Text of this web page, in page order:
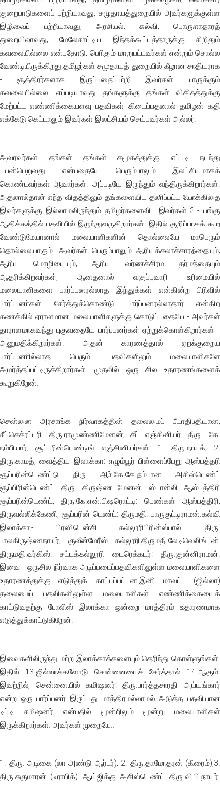
குறைபாடுகளைப் பற்றியாவது, சமுதாயத்துறையில் அவர்களுக்குள்ள
இழிவைப் பற்றியாவது, அரசியல், கல்வி, பொருளாதாரத்
துறையிலாவது, மேலேகாட்டிய இந்தக்கூட்டத்தாருக்கு சிறிதும்
கவலையில்லை என்பதோடு, பெரிதும் மாறுபட்டவர்கள் என்றும் சொல்ல
வேண்டியிருக்கிறது.தமிழர்கள் சமுதாயத் துறையில் கீழான சாதியராக
- சூத்திரர்களாக இருப்பதைப்பற்றி இவர்கள் யாருக்கும்
கவலையில்லை. எப்படியாவது தங்களுக்கு தங்கள் விகிதத்துக்கு
மேற்பட்ட எண்ணிக்கையளவு பதவிகள் கிடைப்பதனால் தமிழன் கதி
எக்கேடு கெட்டாலும் இவர்கள் இலட்சியம் செய்பவர்கள் அல்லர்.
அவரவர்கள் தங்கள் தங்கள் சமூகத்துக்கு எப்படி நடந்து
பயன்பெறுவது என்பதையே பெரும்பாலும் இலட்சியமாகக்
கொண்டவர்கள் ஆவார்கள். அப்படியே இருந்தும் வந்திருக்கிறார்கள்.
அதனால்தான் எந்த விதத்திலும் தங்களைவிட தனிப்பட்ட யோக்கிதை
இவர்களுக்கு இல்லாமலிருந்தும் தமிழர்களைவிட இவர்கள் 3 - பங்கு
ஆதிக்கத்தில் பதவியில் இருந்துவருகிறார்கள். இதில் குறிப்பாகக் கூற
வேண்டுமேயானால் மலையாளிகளின் தொல்லையே மாபெரும்
தொல்லையாகும். அவர்கள் பெரும்பாலும் ஆரியக்கலாச்சாரத்தையும்,
ஆரிய மொழியையும், ஆரிய வர்ணச்சிரம தர்மத்தையும்
ஆதரிக்கிறவர்கள், ஆனதனால் வகுப்புவாரி உரிமையில்
மலையாளிகளை பார்ப்பனரல்லாத இந்துக்கள் என்கின்ற பிரிவில்
பார்ப்பனர்கள் சேர்த்துக்கொண்டு பார்ப்பனரல்லாதார் என்கிற
கணக்கில் ஏராளமான மலையாளிகளுக்கு கொடுப்பதையே - அவர்கள்
தாராளமாகவந்து புகுவதையே பார்ப்பனர்கள் ஏற்றுக்கொள்கிறார்கள் -
அனுமதிக்கிறார்கள். அதன் காரணத்தால் ஏறக்குறைய
பார்ப்பனரில்லாத பெரும் பதவிகளிலும் மலையாளிகளே
அமர்த்தப்பட்டிருக்கிறார்கள். முதலில் ஒரு சில உதாரணங்களைக்
கூறுகிறேன்.
சென்னை அரசாங்க நிர்வாகத்தின் தலைமைப் பீடாதிபதியான,
சீப்செக்ரட்டரி: திரு.ராமுண்ணிமேனன், சீப் எஞ்சினியர்: திரு. கே.
நம்பியார், சூப்பரின்டெண்டிங் எஞ்சினியர்கள்: 1. திரு.நாயக், 2.
திரு.காமத், வைத்திய இலாக்கா: எழும்பூர் பிள்ளைப்பேறு ஆஸ்பத்தரி
சூப்பரின்டெண்ட்டு: திரு. ஆர்.கே.கே.தம்பான: அசிஸ்டெண்ட்
சூப்பிரின்டெண்ட்: திரு. கிருஷ்ண மேனன்: ஸ்டான்லி ஆஸ்பத்திரி
சூப்பரின்டெண்ட், திரு.கே.என்.பிஷரொட்டி: பெண்கள் ஆஸ்பத்திரி,
திருவல்லிக்கேணி, சூப்பரின் டெண்ட்: திருமதி. பாருகுட்டிராமன்.கல்வி
இலாக்கா:- பிரஸிடென்சி கல்லூரிபிரின்ஸ்பால்: திரு.
பாலகிருஷ்ணநாயர், குவீன்மேரீஸ் கல்லூரி:திருமதி.லேடிவெலிங்டன்:
திருமதி.வர்கிஸ். சட்டக்கல்லூரி டைரெக்கடர்: திரு.குன்னிராமன்.
இவை - ஒருசில நிர்வாக அடிப்படைப்பதவிகளிலுள்ள மலையாளிகளை
உதாரணத்துக்கு எடுத்துக் காட்டப்பட்டன.இனி மாவட்ட (ஜில்லா)
தலைமைப் பதவிகளிலுள்ள மலையாளிகள் எண்ணிக்கையைக்
காட்டுவதற்கு போலிஸ் இலாக்கா ஒன்றை மாத்திரம் உதாரணமாக
எடுத்துக்காட்டுகிறேன்.
இவைகளிலிருந்து மற்ற இலாக்காக்களையும் தெரிந்து கொள்ளுங்கள்.
இதில் 13-ஜில்லாக்களோடு சென்னையைச் சேர்த்தால் 14-ஆகும்.
இவற்றில், சென்னையில் கமிஷனர்: திரு.பார்த்தசாரதி அய்யங்கார்
என்ற ஒரு பார்ப்பனர் இருப்பது மாத்திரமல்லாமல் அடுத்த பதவியான
டிப்டி கமிஷனர் என்பதில் மூன்றிலும் மூன்று மலையாளிகள்
இருக்கிறார்கள். அவர்கள் முறையே..
1. திரு. அடிகை (லா அண்டு ஆர்டர்), 2. திரு.தாமோதரன் (கிரைம்),3.
திரு.சுகுமாரன் (டிராபிக்). ஆய்ஜிக்கு அசிஸ்டெண்ட்: திரு.வி.பி.நாயர்.